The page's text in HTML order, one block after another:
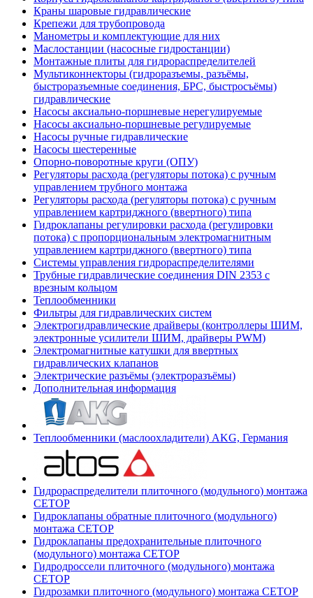
Краны шаровые гидравлические
Крепежи для трубопровода
Манометры и комплектующие для них
Маслостанции (насосные гидростанции)
Монтажные плиты для гидрораспределителей
Мультиконнекторы (гидроразъемы, разъёмы,
быстроразъемные соединения, БРС, быстросъёмы)
гидравлические
Насосы аксиально-поршневые нерегулируемые
Насосы аксиально-поршневые регулируемые
Насосы ручные гидравлические
Насосы шестеренные
Опорно-поворотные круги (ОПУ)
Регуляторы расхода (регуляторы потока) с ручным
управлением трубного монтажа
Регуляторы расхода (регуляторы потока) с ручным
управлением картриджного (ввертного) типа
Гидроклапаны регулировки расхода (регулировки
потока) с пропорциональным электромагнитным
управлением картриджного (ввертного) типа
Системы управления гидрораспределителями
Трубные гидравлические соединения DIN 2353 с
врезным кольцом
Теплообменники
Фильтры для гидравлических систем
Электрогидравлические драйверы (контроллеры ШИМ,
электронные усилители ШИМ, драйверы PWM)
Электромагнитные катушки для ввертных
гидравлических клапанов
Электрические разъёмы (электроразъёмы)
Дополнительная информация
Теплообменники (маслоохладители) AKG, Германия
Гидрораспределители плиточного (модульного) монтажа
СЕТОР
Гидроклапаны обратные плиточного (модульного)
монтажа CETOP
Гидроклапаны предохранительные плиточного
(модульного) монтажа CETOP
Гидродроссели плиточного (модульного) монтажа
CETOP
Гидрозамки плиточного (модульного) монтажа CETOP